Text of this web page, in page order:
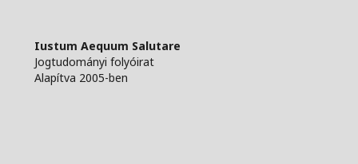
Iustum Aequum Salutare
Jogtudományi folyóirat
Alapítva 2005-ben